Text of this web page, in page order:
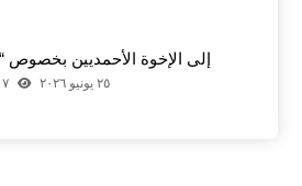
إلى الإخوة الأحمديين بخصوص
٢٥ يونيو ٢٠٢٦ ٧